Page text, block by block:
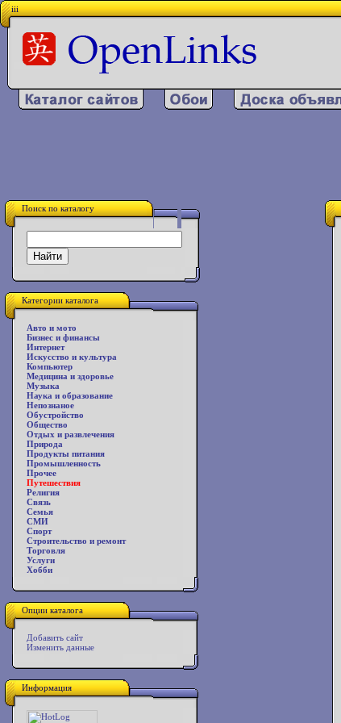
iii
Поиск по каталогу
Категории каталога
Авто и мото
Бизнес и финансы
Интернет
Искусство и культура
Компьютер
Медицина и здоровье
Музыка
Наука и образование
Непознаное
Обустройство
Общество
Отдых и развлечения
Природа
Продукты питания
Промышленность
Прочее
Путешествия
Религия
Связь
Семья
СМИ
Спорт
Строительство и ремонт
Торговля
Услуги
Хобби
Опции каталога
Добавить сайт
Изменить данные
Информация